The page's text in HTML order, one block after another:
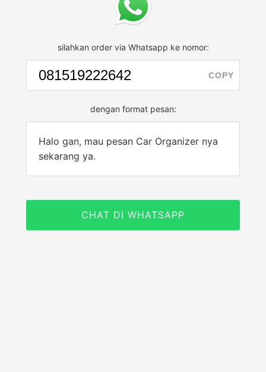
silahkan order via Whatsapp ke nomor:
COPY
dengan format pesan:
Halo gan, mau pesan Car Organizer nya
sekarang ya.
CHAT DI WHATSAPP